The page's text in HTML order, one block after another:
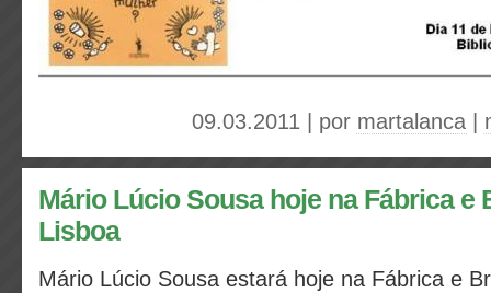
09.03.2011 | por martalanca
Mário Lúcio Sousa hoje na Fábrica e
Lisboa
Mário Lúcio Sousa estará hoje na Fábrica e